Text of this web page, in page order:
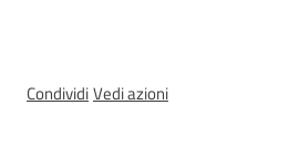
banche
CondividiVedi azioni